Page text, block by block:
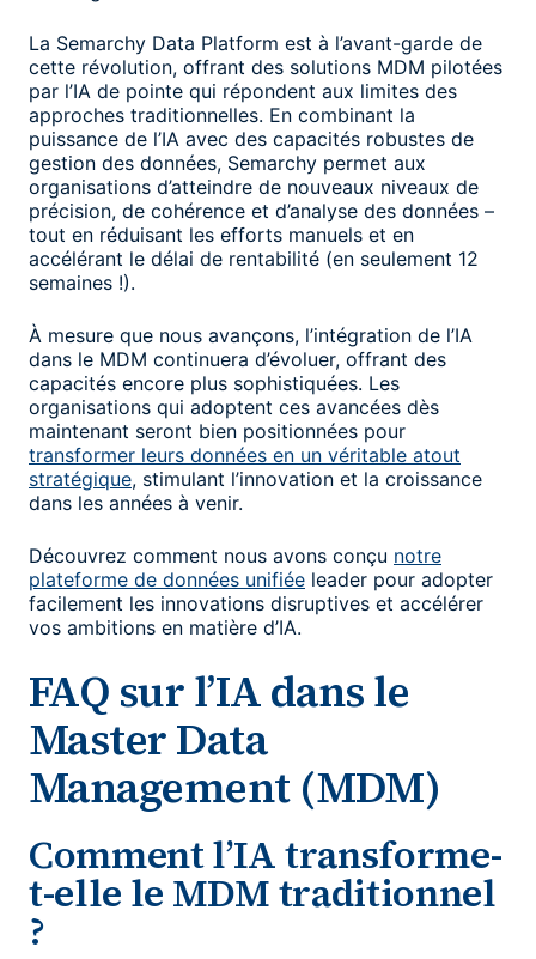
La Semarchy Data Platform est à l’avant-garde de
cette révolution, offrant des solutions MDM pilotées
par l’IA de pointe qui répondent aux limites des
approches traditionnelles. En combinant la
puissance de l’IA avec des capacités robustes de
gestion des données, Semarchy permet aux
organisations d’atteindre de nouveaux niveaux de
précision, de cohérence et d’analyse des données –
tout en réduisant les efforts manuels et en
accélérant le délai de rentabilité (en seulement 12
semaines !).
À mesure que nous avançons, l’intégration de l’IA
dans le MDM continuera d’évoluer, offrant des
capacités encore plus sophistiquées. Les
organisations qui adoptent ces avancées dès
maintenant seront bien positionnées pour
transformer leurs données en un véritable atout
stratégique, stimulant l’innovation et la croissance
dans les années à venir.
Découvrez comment nous avons conçu notre
plateforme de données unifiée leader pour adopter
facilement les innovations disruptives et accélérer
vos ambitions en matière d’IA.
FAQ sur l’IA dans le
Master Data
Management (MDM)
Comment l’IA transforme-
t-elle le MDM traditionnel
?